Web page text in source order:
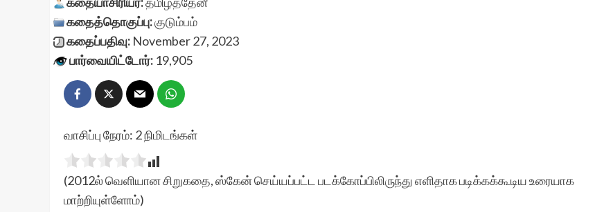
கதைத்தொகுப்பு:குடும்பம்
கதைப்பதிவு: November 27, 2023
பார்வையிட்டோர்: 19,905
வாசிப்பு நேரம்: 2நிமிடங்கள்
(2012ல் வெளியான சிறுகதை, ஸ்கேன் செய்யப்பட்ட படக்கோப்பிலிருந்து எளிதாக படிக்கக்கூடிய உரையாக
மாற்றியுள்ளோம்)